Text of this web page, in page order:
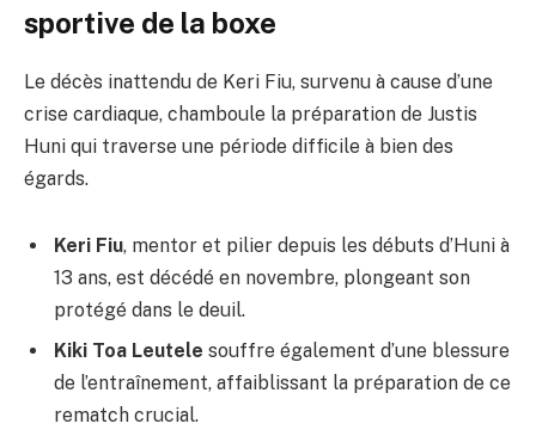
sportive de la boxe
Le décès inattendu de Keri Fiu, survenu à cause d’une
crise cardiaque, chamboule la préparation de Justis
Huni qui traverse une période difficile à bien des
égards.
Keri Fiu, mentor et pilier depuis les débuts d’Huni à
13 ans, est décédé en novembre, plongeant son
protégé dans le deuil.
Kiki Toa Leutele souffre également d’une blessure
de l’entraînement, affaiblissant la préparation de ce
rematch crucial.